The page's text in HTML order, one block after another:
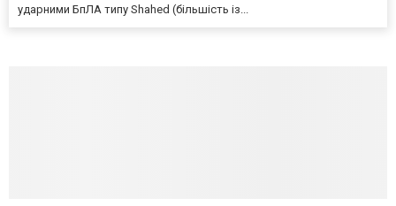
ударними БпЛА типу Shahed (більшість із...